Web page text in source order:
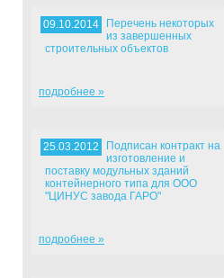
09.10.2014
Перечень некоторых
из завершенных
строительных объектов
подробнее »
25.03.2012
Подписан контракт на
изготовление и
поставку модульных зданий
контейнерного типа для ООО
"ЦИНУС завода ГАРО"
подробнее »